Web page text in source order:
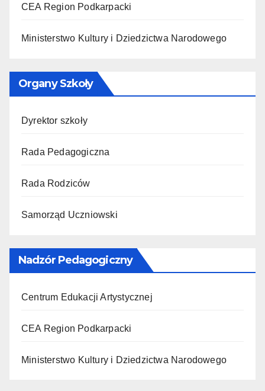
CEA Region Podkarpacki
Ministerstwo Kultury i Dziedzictwa Narodowego
Organy Szkoły
Dyrektor szkoły
Rada Pedagogiczna
Rada Rodziców
Samorząd Uczniowski
Nadzór Pedagogiczny
Centrum Edukacji Artystycznej
CEA Region Podkarpacki
Ministerstwo Kultury i Dziedzictwa Narodowego